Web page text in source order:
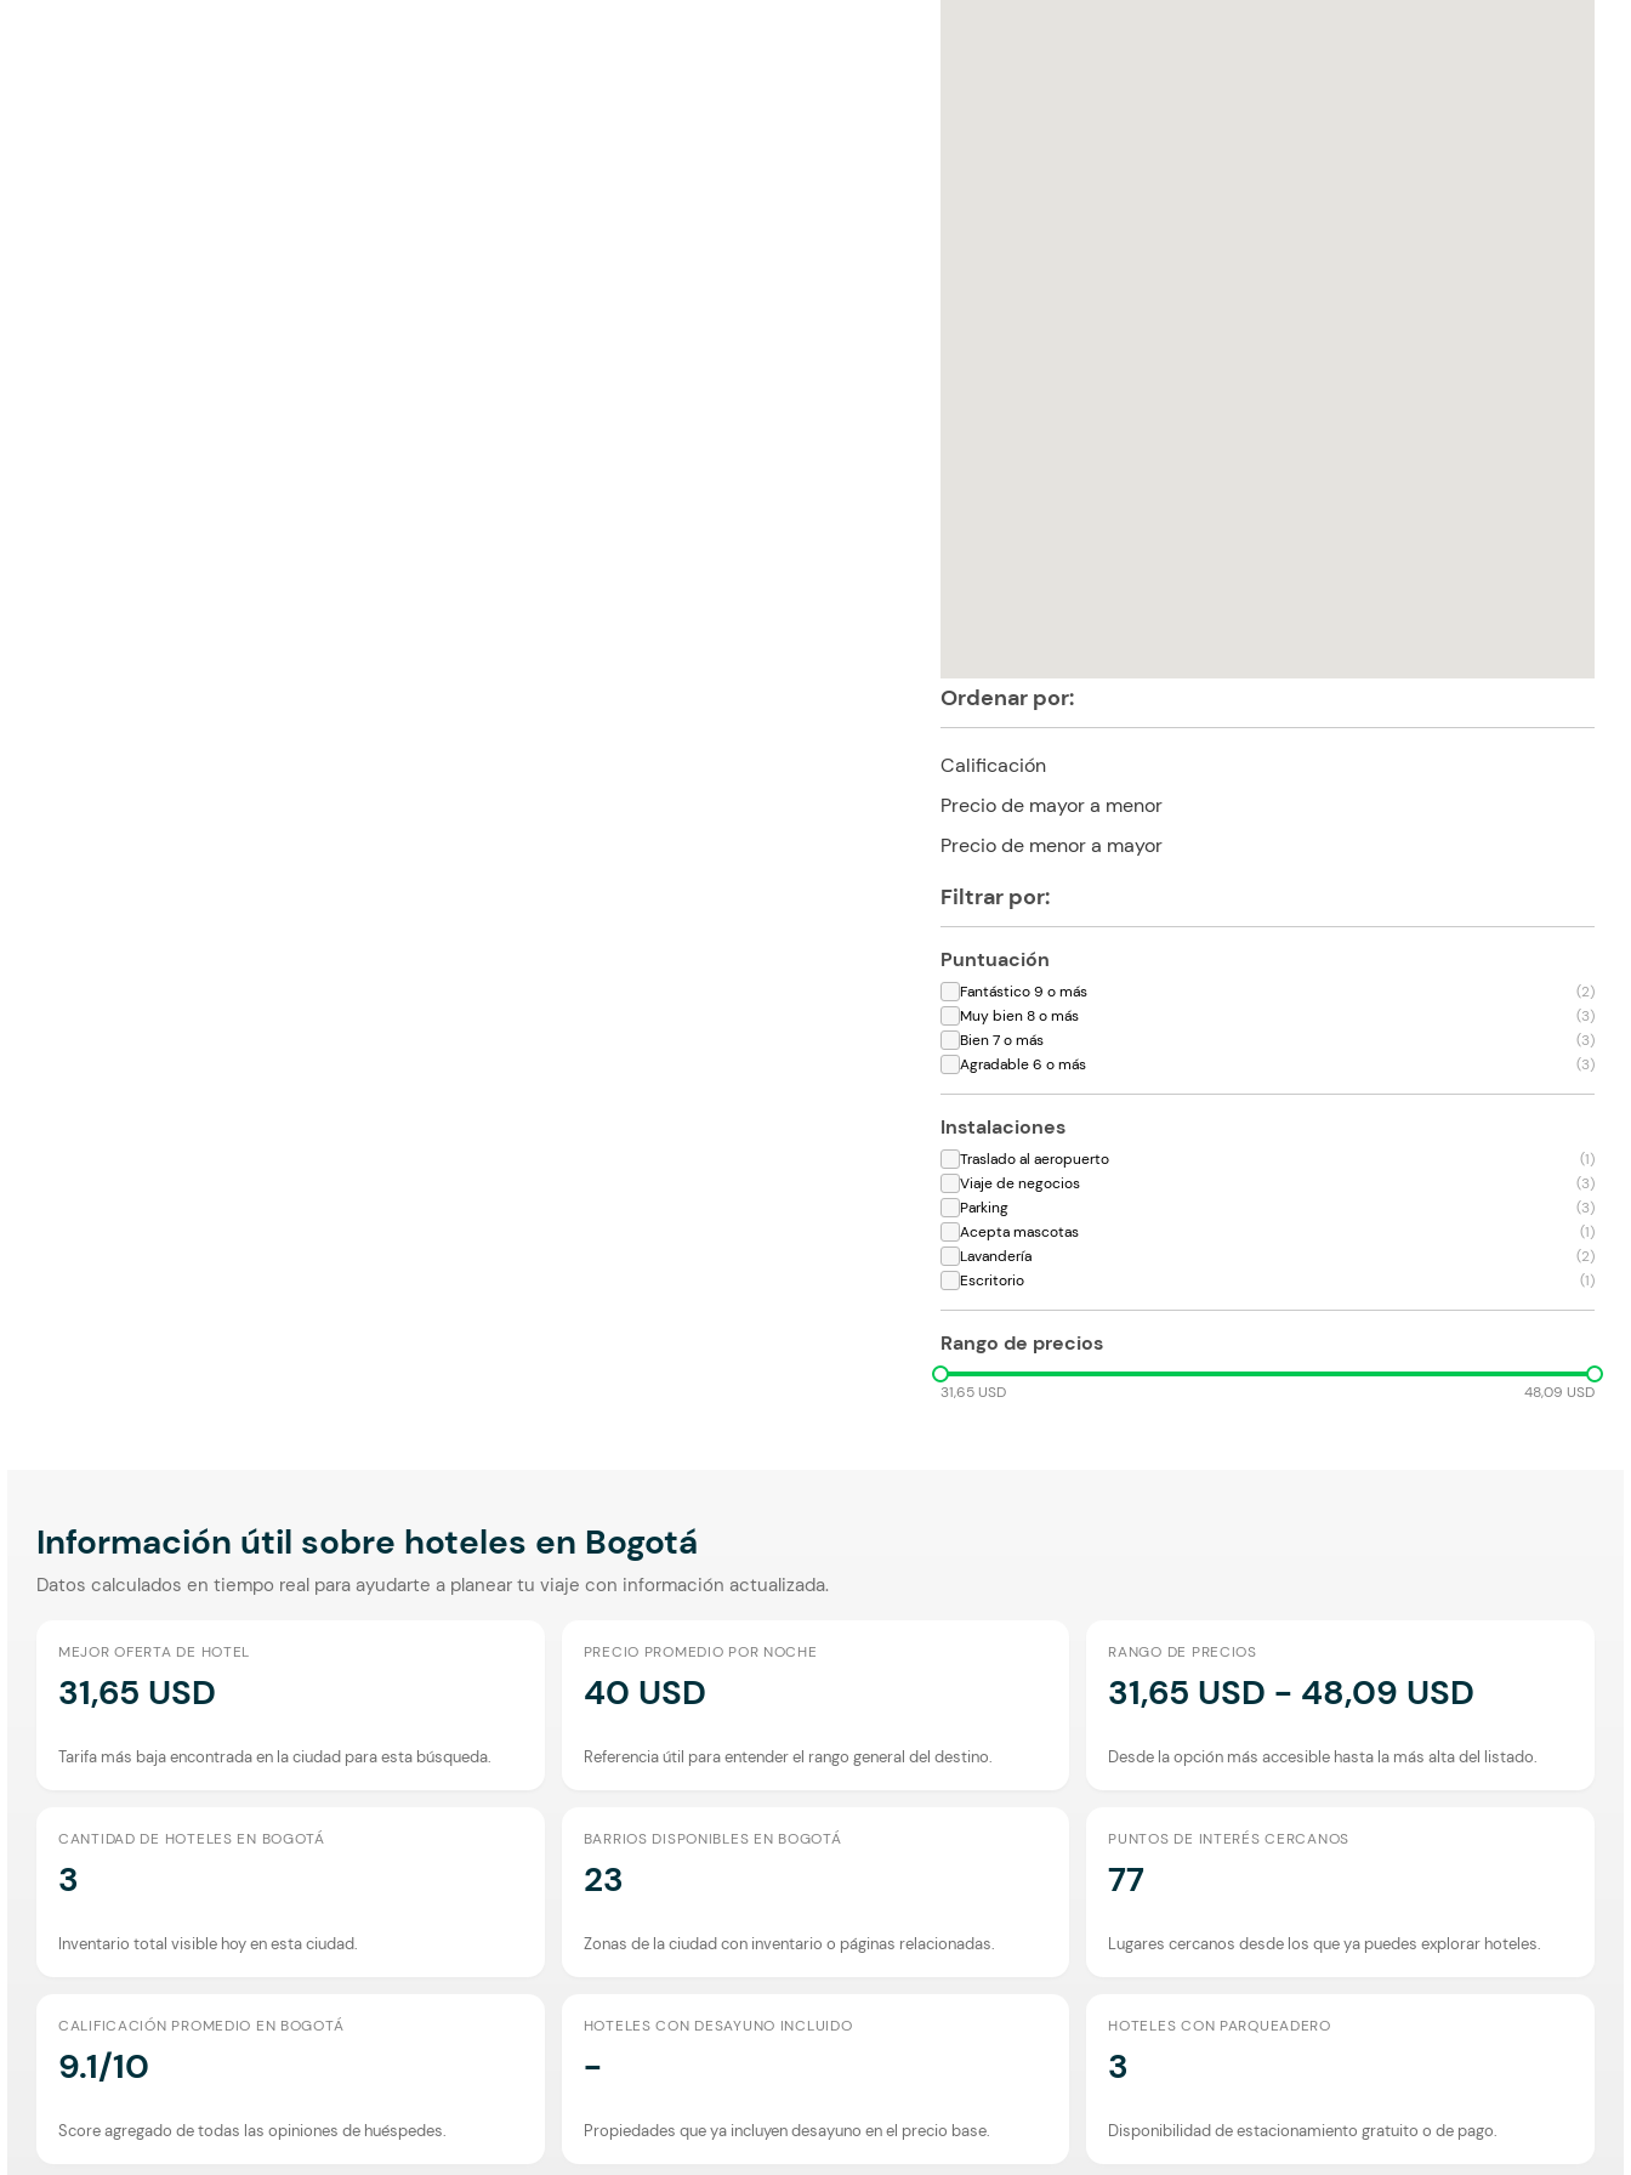
Ordenar por:
Calificación
Precio de mayor a menor
Precio de menor a mayor
Filtrar por:
Puntuación
Fantástico 9 o más (2)
Muy bien 8 o más
(3)
Bien 7 o más
(3)
Agradable 6 o más
(3)
Instalaciones
Traslado al aeropuerto (1)
Viaje de negocios
(3)
Parking
(3)
Acepta mascotas
(1)
Lavandería
(2)
Escritorio
(1)
Rango de precios
31,65 USD 48,09 USD
Información útil sobre hoteles en Bogotá
Datos calculados en tiempo real para ayudarte a planear tu viaje con información actualizada.
MEJOR OFERTA DE HOTEL
31,65 USD
Tarifa más baja encontrada en la ciudad para esta búsqueda.
PRECIO PROMEDIO POR NOCHE
40 USD
Referencia útil para entender el rango general del destino.
RANGO DE PRECIOS
31,65 USD - 48,09 USD
Desde la opción más accesible hasta la más alta del listado.
CANTIDAD DE HOTELES EN BOGOTÁ
3
Inventario total visible hoy en esta ciudad.
BARRIOS DISPONIBLES EN BOGOTÁ
23
Zonas de la ciudad con inventario o páginas relacionadas.
PUNTOS DE INTERÉS CERCANOS
77
Lugares cercanos desde los que ya puedes explorar hoteles.
CALIFICACIÓN PROMEDIO EN BOGOTÁ
9.1/10
Score agregado de todas las opiniones de huéspedes.
HOTELES CON DESAYUNO INCLUIDO
-
Propiedades que ya incluyen desayuno en el precio base.
HOTELES CON PARQUEADERO
3
Disponibilidad de estacionamiento gratuito o de pago.